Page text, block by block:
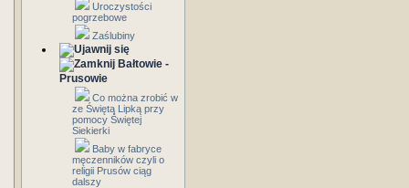
Uroczystości
pogrzebowe
Zaślubiny
Bałtowie -
Prusowie
Co można zrobić w
ze Świętą Lipką przy
pomocy Świętej
Siekierki
Baby w fabryce
męczenników czyli o
religii Prusów ciąg
dalszy